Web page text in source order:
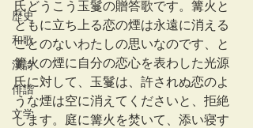
歴史
和歌
漢詩
俳諧
文学
氏どうこう玉鬘の贈答歌です。篝火と
ともに立ち上る恋の煙は永遠に消える
ことのないわたしの思いなのです、と
篝火の煙に自分の恋心を表わした光源
氏に対して、玉鬘は、許されぬ恋のよ
うな煙は空に消えてくださいと、拒絶
します。庭に篝火を焚いて、添い寝す